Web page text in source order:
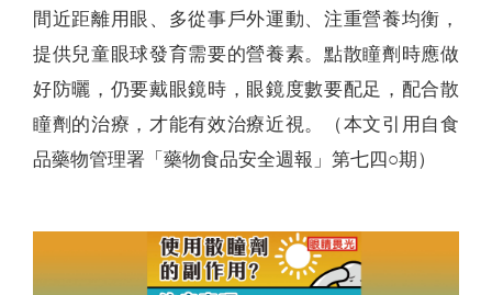
間近距離用眼、多從事戶外運動、注重營養均衡，
提供兒童眼球發育需要的營養素。點散瞳劑時應做
好防曬，仍要戴眼鏡時，眼鏡度數要配足，配合散
瞳劑的治療，才能有效治療近視。（本文引用自食
品藥物管理署「藥物食品安全週報」第七四○期）